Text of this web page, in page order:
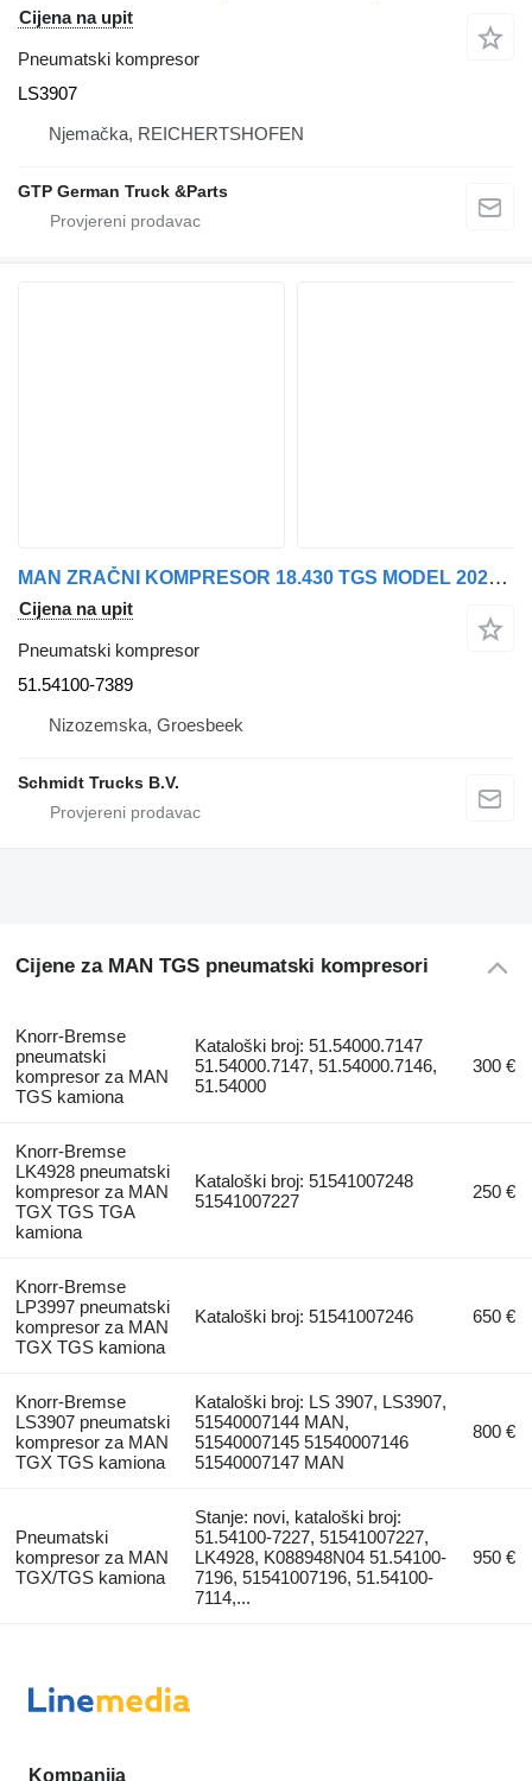
Cijena na upit
Pneumatski kompresor
LS3907
Njemačka, REICHERTSHOFEN
GTP German Truck &Parts
MAN ZRAČNI KOMPRESOR 18.430 TGS MODEL 2023 51.54100-7389 pneumatski kompresor za kamiona
Cijena na upit
Pneumatski kompresor
51.54100-7389
Nizozemska, Groesbeek
Schmidt Trucks B.V.
Cijene za MAN TGS pneumatski kompresori
Knorr-Bremse
pneumatski
kompresor za MAN
TGS kamiona
Kataloški broj: 51.54000.7147
51.54000.7147, 51.54000.7146,
51.54000
300 €
Knorr-Bremse
LK4928 pneumatski
kompresor za MAN
TGX TGS TGA
kamiona
Kataloški broj: 51541007248
51541007227
250 €
Knorr-Bremse
LP3997 pneumatski
kompresor za MAN
TGX TGS kamiona
Kataloški broj: 51541007246 650 €
Knorr-Bremse
LS3907 pneumatski
kompresor za MAN
TGX TGS kamiona
Kataloški broj: LS 3907, LS3907,
51540007144 MAN,
51540007145 51540007146
51540007147 MAN
800 €
Pneumatski
kompresor za MAN
TGX/TGS kamiona
Stanje: novi, kataloški broj:
51.54100-7227, 51541007227,
LK4928, K088948N04 51.54100-
7196, 51541007196, 51.54100-
7114,...
950 €
Kompanija